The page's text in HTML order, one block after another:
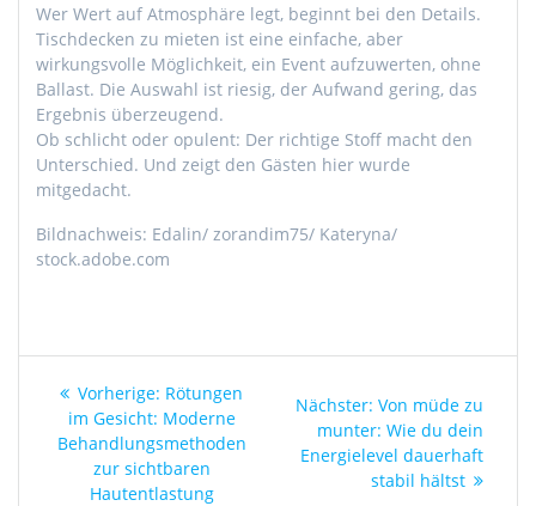
Wer Wert auf Atmosphäre legt, beginnt bei den Details.
Tischdecken zu mieten ist eine einfache, aber
wirkungsvolle Möglichkeit, ein Event aufzuwerten, ohne
Ballast. Die Auswahl ist riesig, der Aufwand gering, das
Ergebnis überzeugend.
Ob schlicht oder opulent: Der richtige Stoff macht den
Unterschied. Und zeigt den Gästen hier wurde
mitgedacht.
Bildnachweis: Edalin/ zorandim75/ Kateryna/
stock.adobe.com
Beitragsnavigation
Vorherige: Vorheriger
Beitrag:
Rötungen
im Gesicht: Moderne
Behandlungsmethoden
zur sichtbaren
Hautentlastung
Nächster: Nächster
Beitrag:
Von müde zu
munter: Wie du dein
Energielevel dauerhaft
stabil hältst